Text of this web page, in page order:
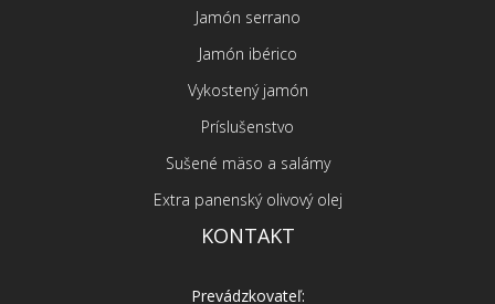
Jamón serrano
Jamón ibérico
Vykostený jamón
Príslušenstvo
Sušené mäso a salámy
Extra panenský olivový olej
KONTAKT
Prevádzkovateľ: